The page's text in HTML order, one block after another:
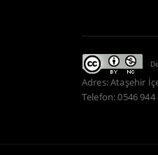
Adres: Ataşehir
Telefon: 0546 944